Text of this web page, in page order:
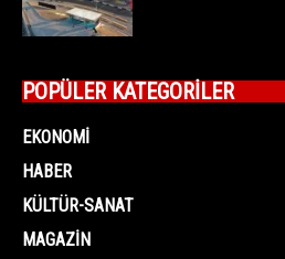
POPÜLER KATEGORİLER
EKONOMI
HABER
KÜLTÜR-SANAT
MAGAZIN